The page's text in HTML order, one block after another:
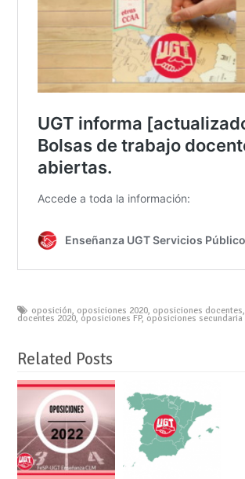
oposición, oposiciones 2020, oposiciones docentes,
docentes 2020, oposiciones FP, oposiciones secundaria
Related Posts